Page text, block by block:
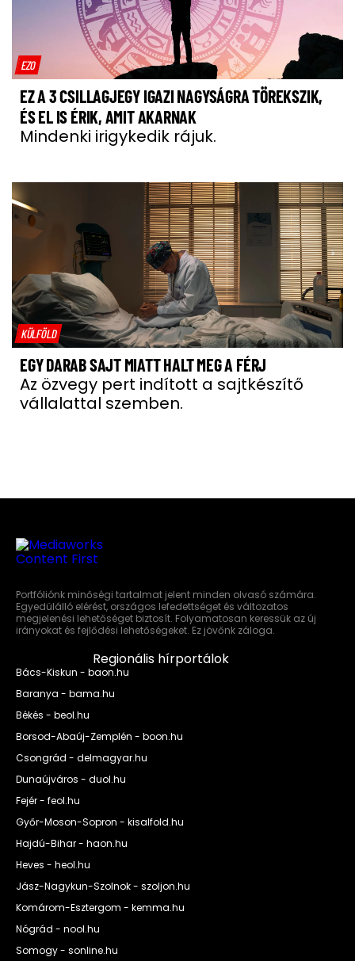
EZO
EZ A 3 CSILLAGJEGY IGAZI NAGYSÁGRA TÖREKSZIK,
ÉS EL IS ÉRIK, AMIT AKARNAK
Mindenki irigykedik rájuk.
KÜLFÖLD
EGY DARAB SAJT MIATT HALT MEG A FÉRJ
Az özvegy pert indított a sajtkészítő
vállalattal szemben.
Portfóliónk minőségi tartalmat jelent minden olvasó számára.
Egyedülálló elérést, országos lefedettséget és változatos
megjelenési lehetőséget biztosít. Folyamatosan keressük az új
irányokat és fejlődési lehetőségeket. Ez jövőnk záloga.
Regionális hírportálok
Bács-Kiskun - baon.hu
Baranya - bama.hu
Békés - beol.hu
Borsod-Abaúj-Zemplén - boon.hu
Csongrád - delmagyar.hu
Dunaújváros - duol.hu
Fejér - feol.hu
Győr-Moson-Sopron - kisalfold.hu
Hajdú-Bihar - haon.hu
Heves - heol.hu
Jász-Nagykun-Szolnok - szoljon.hu
Komárom-Esztergom - kemma.hu
Nógrád - nool.hu
Somogy - sonline.hu